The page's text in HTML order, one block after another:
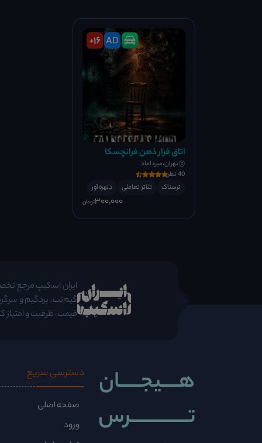
AD
16
+
اتاق فرار ذهن فرانچسکا
تهران،میرداماد
40 نظر
ترسناک
تئاتر تعاملی دلهره آور
300٬000تومان
ایران اسکیپ مرجع
گیم‌نت، بردگیم و
قیمت، ظرفیت و امتیاز
هــــیجـــــان
تــــــــــــــرس
دسترسی سریع
صفحه اصلی
ورود